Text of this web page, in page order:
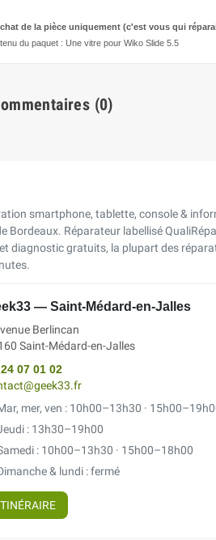
de la pièce uniquement (c'est vous qui
du paquet : Une vitre pour Wiko Slide 5.5
(0)
smartphone, tablette, console &
Bordeaux. Réparateur labellisé
diagnostic gratuits, la plupart des
— Saint-Médard-en-Jalles
Berlincan
Saint-Médard-en-Jalles
07 01 02
mer, ven : 10h00–13h30 ·
: 13h30–19h00
: 10h00–13h30 · 15h00–18h00
& lundi : fermé